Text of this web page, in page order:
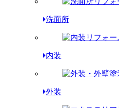
洗面所
内装
外装